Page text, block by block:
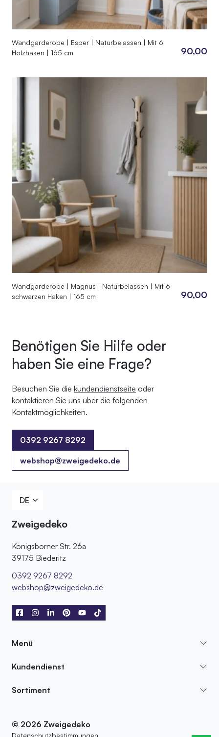
Wandgarderobe | Esper | Naturbelassen | Mit 6
Holzhaken | 165 cm
90,00
Wandgarderobe | Magnus | Naturbelassen | Mit 6
schwarzen Haken | 165 cm
90,00
Benötigen Sie Hilfe oder
haben Sie eine Frage?
Besuchen Sie die kundendienstseite oder
kontaktieren Sie uns über die folgenden
Kontaktmöglichkeiten.
0392 9267 8292
0392 9267 8292
webshop@zweigedeko.de
Zweigedeko
Königsborner Str. 26a
39175 Biederitz
0392 9267 8292
webshop@zweigedeko.de
Menü
Kundendienst
Sortiment
© 2026 Zweigedeko
Datenschutzbestimmungen